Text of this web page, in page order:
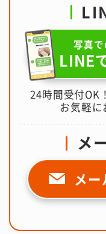
写真で
LINE
24時間受付OK
お気軽
メ
メー